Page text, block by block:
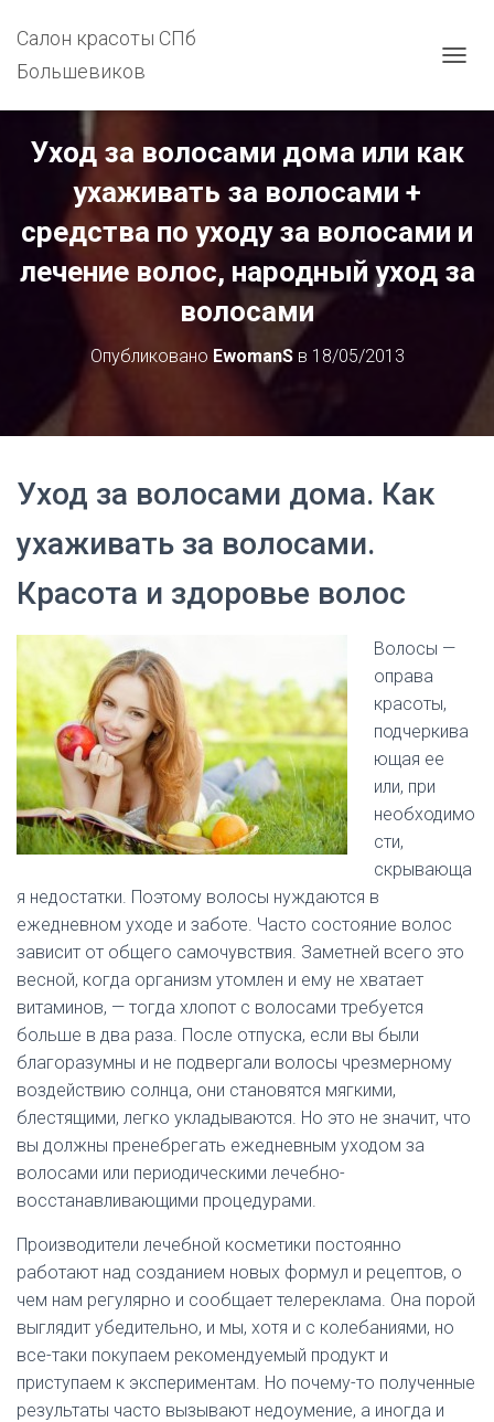
Салон красоты СПб
Большевиков
Р
К
И
Ь
Уход за волосами дома или как
ухаживать за волосами +
средства по уходу за волосами и
лечение волос, народный уход за
волосами
Опубликовано EwomanSв 18/05/2013
Уход за волосами дома. Как
ухаживать за волосами.
Красота и здоровье волос
Волосы —
оправа
красоты,
подчеркива
ющая ее
или, при
необходимо
сти,
скрывающа
я недостатки. Поэтому волосы нуждаются в
ежедневном уходе и заботе. Часто состояние волос
зависит от общего самочувствия. Заметней всего это
весной, когда организм утомлен и ему не хватает
витаминов, — тогда хлопот с волосами требуется
больше в два раза. После отпуска, если вы были
благоразумны и не подвергали волосы чрезмерному
воздействию солнца, они становятся мягкими,
блестящими, легко укладываются. Но это не значит, что
вы должны пренебрегать ежедневным уходом за
волосами или периодическими лечебно-
восстанавливающими процедурами.
Производители лечебной косметики постоянно
работают над созданием новых формул и рецептов, о
чем нам регулярно и сообщает телереклама. Она порой
выглядит убедительно, и мы, хотя и с колебаниями, но
все-таки покупаем рекомендуемый продукт и
приступаем к экспериментам. Но почему-то полученные
результаты часто вызывают недоумение, а иногда и